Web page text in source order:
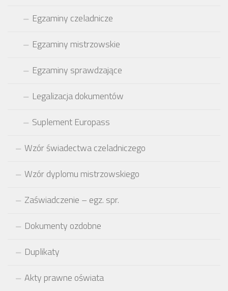
Egzaminy czeladnicze
Egzaminy mistrzowskie
Egzaminy sprawdzające
Legalizacja dokumentów
Suplement Europass
Wzór świadectwa czeladniczego
Wzór dyplomu mistrzowskiego
Zaświadczenie – egz. spr.
Dokumenty ozdobne
Duplikaty
Akty prawne oświata